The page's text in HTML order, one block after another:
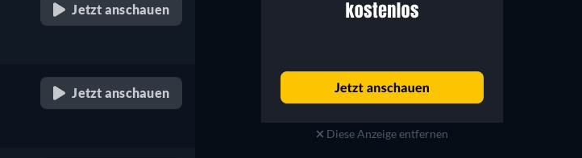
Jetzt anschauen
Jetzt anschauen
Diese Anzeige entfernen